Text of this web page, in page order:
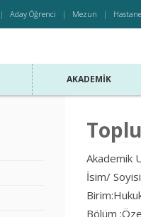
Aday Öğrenci Mezun Hastane
AKADEMIK
Akademik
İsim/
Bölüm